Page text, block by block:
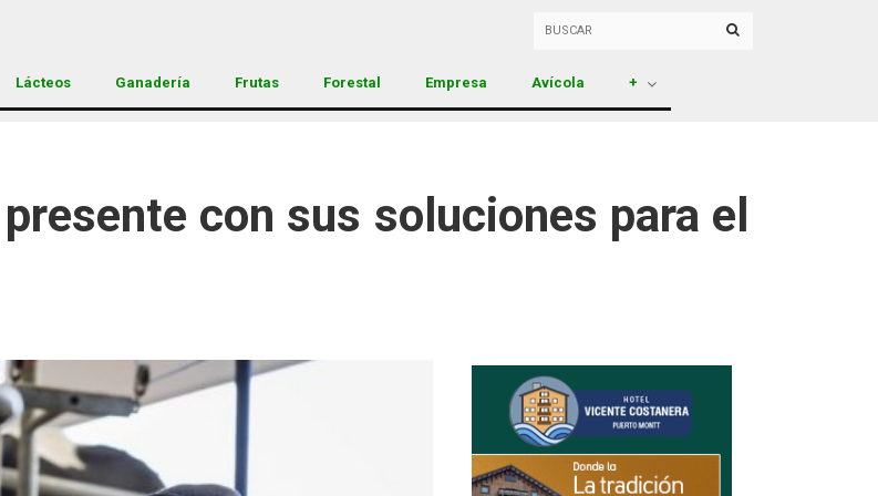
Lácteos Ganadería Frutas Forestal Empresa Avícola +
con sus soluciones para el